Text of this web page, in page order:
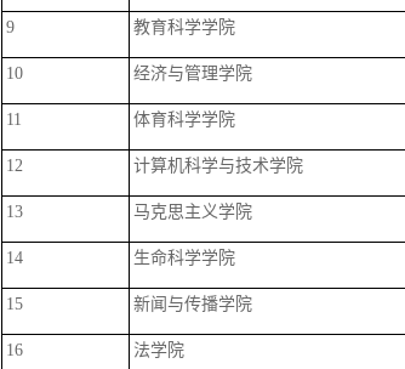
9 教育科学学院
10 经济与管理学院
11 体育科学学院
12 计算机科学与技术学院
13 马克思主义学院
14 生命科学学院
15 新闻与传播学院
16 法学院